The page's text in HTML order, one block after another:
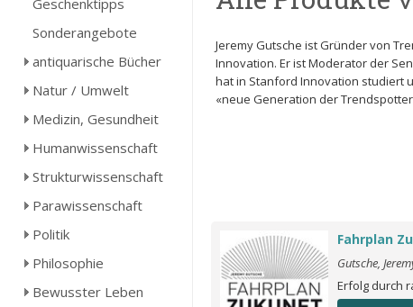
Geschenktipps
Sonderangebote
antiquarische Bücher
Natur / Umwelt
Medizin, Gesundheit
Humanwissenschaft
Strukturwissenschaft
Parawissenschaft
Politik
Philosophie
Bewusster Leben
Jeremy Gutsche ist Gründer von
Innovation. Er ist Moderator der
hat in Stanford Innovation studiert
«neue Generation der
Fahrplan
Gutsche,
Erfolg durch